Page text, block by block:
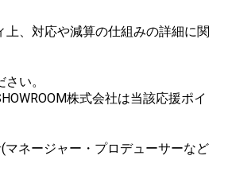
、対応や減算の仕組みの詳細に関
い。
株式会社は当該応援ポイ
ネージャー・プロデューサーなど